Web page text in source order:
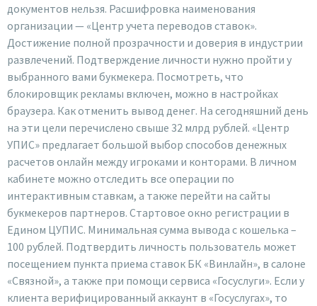
документов нельзя. Расшифровка наименования
организации — «Центр учета переводов ставок».
Достижение полной прозрачности и доверия в индустрии
развлечений. Подтверждение личности нужно пройти у
выбранного вами букмекера. Посмотреть, что
блокировщик рекламы включен, можно в настройках
браузера. Как отменить вывод денег. На сегодняшний день
на эти цели перечислено свыше 32 млрд рублей. «Центр
УПИС» предлагает большой выбор способов денежных
расчетов онлайн между игроками и конторами. В личном
кабинете можно отследить все операции по
интерактивным ставкам, а также перейти на сайты
букмекеров партнеров. Стартовое окно регистрации в
Едином ЦУПИС. Минимальная сумма вывода с кошелька –
100 рублей. Подтвердить личность пользователь может
посещением пункта приема ставок БК «Винлайн», в салоне
«Связной», а также при помощи сервиса «Госуслуги». Если у
клиента верифицированный аккаунт в «Госуслугах», то